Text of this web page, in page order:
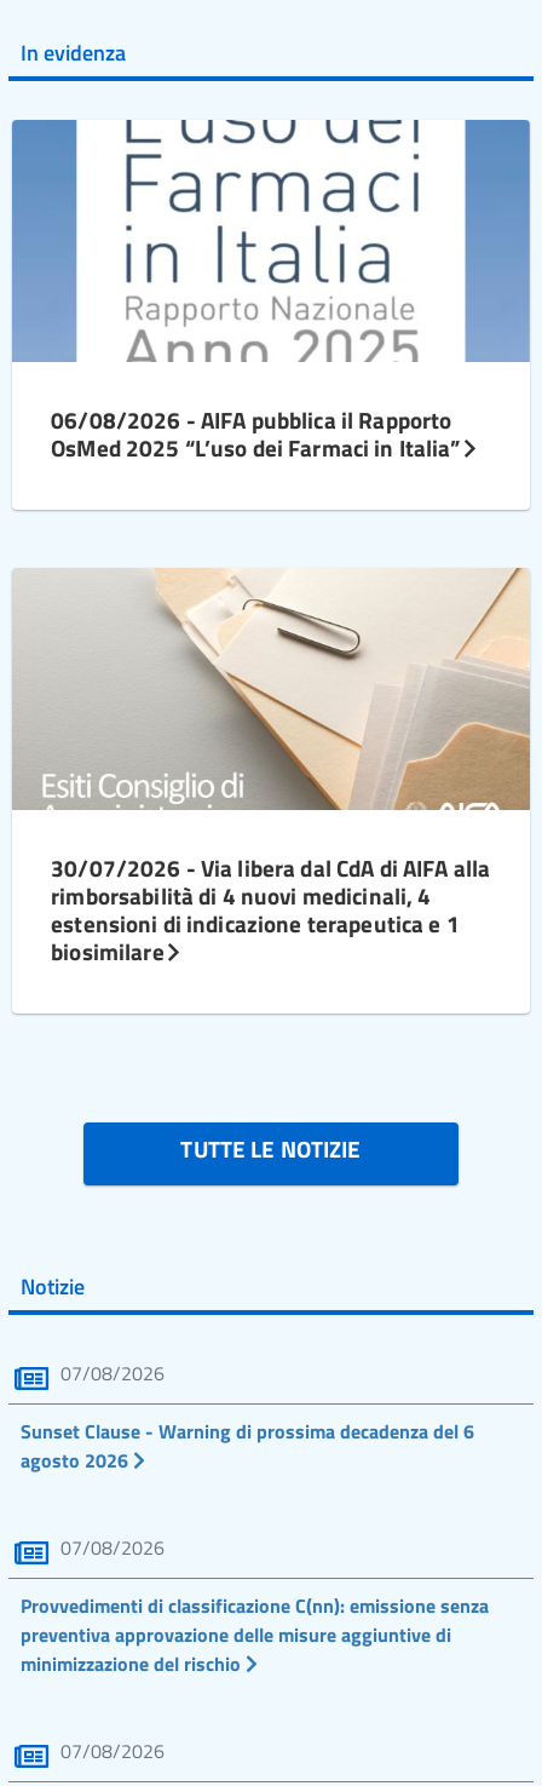
In evidenza
06/08/2026 - AIFA pubblica il Rapporto
OsMed 2025 “L’uso dei Farmaci in Italia”
30/07/2026 - Via libera dal CdA di AIFA alla
rimborsabilità di 4 nuovi medicinali, 4
estensioni di indicazione terapeutica e 1
biosimilare
TUTTE LE NOTIZIE
Notizie
07/08/2026
Sunset Clause - Warning di prossima decadenza del 6
agosto 2026
07/08/2026
Provvedimenti di classificazione C(nn): emissione senza
preventiva approvazione delle misure aggiuntive di
minimizzazione del rischio
07/08/2026